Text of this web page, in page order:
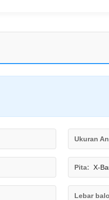
Ukuran
Pita: X-
Lebar